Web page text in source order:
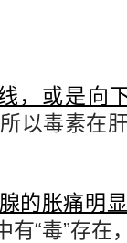
，或是向
以毒素在
的胀痛明
“毒”存在